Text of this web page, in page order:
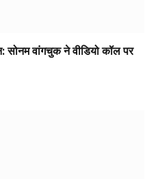
वांगचुक ने वीडियो कॉल पर